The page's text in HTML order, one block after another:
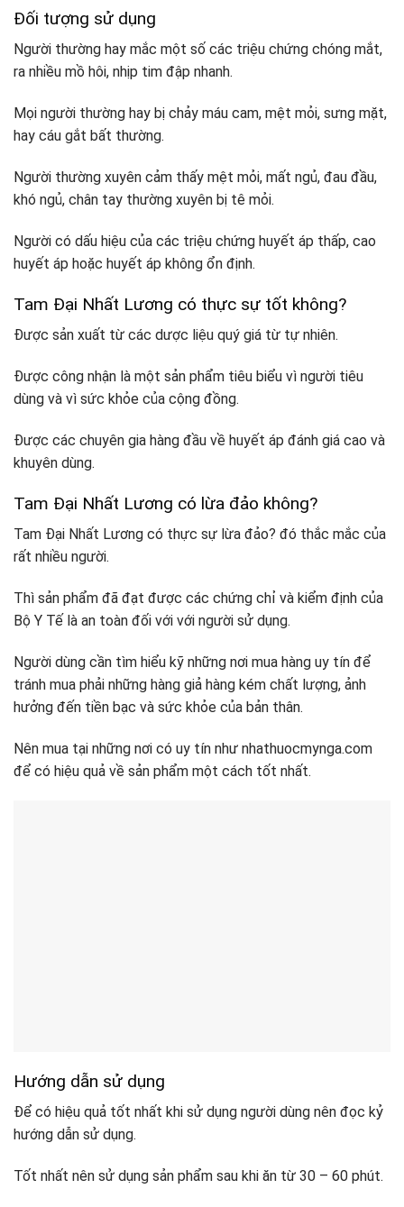
Đối tượng sử dụng
Người thường hay mắc một số các triệu chứng chóng mắt,
ra nhiều mồ hôi, nhịp tim đập nhanh.
Mọi người thường hay bị chảy máu cam, mệt mỏi, sưng mặt,
hay cáu gắt bất thường.
Người thường xuyên cảm thấy mệt mỏi, mất ngủ, đau đầu,
khó ngủ, chân tay thường xuyên bị tê mỏi.
Người có dấu hiệu của các triệu chứng huyết áp thấp, cao
huyết áp hoặc huyết áp không ổn định.
Tam Đại Nhất Lương có thực sự tốt không?
Được sản xuất từ các dược liệu quý giá từ tự nhiên.
Được công nhận là một sản phẩm tiêu biểu vì người tiêu
dùng và vì sức khỏe của cộng đồng.
Được các chuyên gia hàng đầu về huyết áp đánh giá cao và
khuyên dùng.
Tam Đại Nhất Lương có lừa đảo không?
Tam Đại Nhất Lương có thực sự lừa đảo? đó thắc mắc của
rất nhiều người.
Thì sản phẩm đã đạt được các chứng chỉ và kiểm định của
Bộ Y Tế là an toàn đối với với người sử dụng.
Người dùng cần tìm hiểu kỹ những nơi mua hàng uy tín để
tránh mua phải những hàng giả hàng kém chất lượng, ảnh
hưởng đến tiền bạc và sức khỏe của bản thân.
Nên mua tại những nơi có uy tín như nhathuocmynga.com
để có hiệu quả về sản phẩm một cách tốt nhất.
Hướng dẫn sử dụng
Để có hiệu quả tốt nhất khi sử dụng người dùng nên đọc kỷ
hướng dẫn sử dụng.
Tốt nhất nên sử dụng sản phẩm sau khi ăn từ 30 – 60 phút.